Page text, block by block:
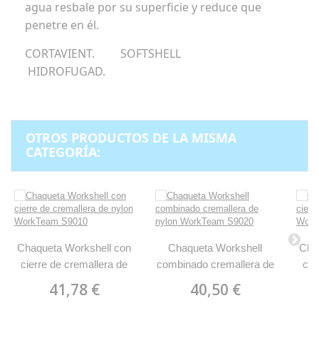
CORTAVIENT. SOFTSHELL
HIDROFUGAD.
OTROS PRODUCTOS DE LA MISMA
CATEGORÍA:
Chaqueta Workshell con
cierre de cremallera de
41,78 €
Chaqueta Workshell
combinado cremallera de
40,50 €